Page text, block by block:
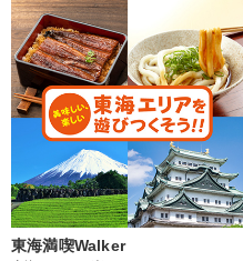
東海満喫Walker